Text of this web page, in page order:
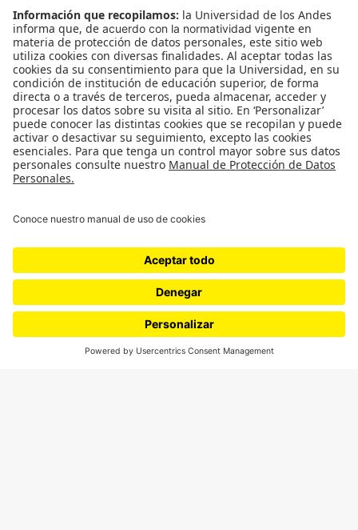
Podcasts
Ediciones especiales
Proyectos 070
SÍGUENOS
¿Quieres escribir en 070?
cerosetenta@uniandes.edu.co
BOGOTÁ, COLOMBIA